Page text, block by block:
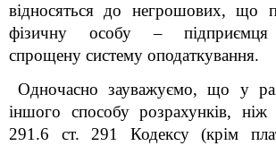
відносяться до негрошових, що
фізичну особу – підприємця
спрощену систему оподаткування.
Одночасно зауважуємо, що у
іншого способу розрахунків,
291.6 ст. 291 Кодексу (крім